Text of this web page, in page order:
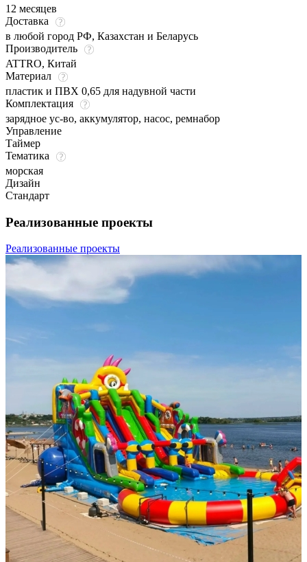
12 месяцев
Доставка
в любой город РФ, Казахстан и Беларусь
Производитель
ATTRO, Китай
Материал
пластик и ПВХ 0,65 для надувной части
Комплектация
зарядное ус-во, аккумулятор, насос, ремнабор
Управление
Таймер
Тематика
морская
Дизайн
Стандарт
Реализованные проекты
Реализованные проекты